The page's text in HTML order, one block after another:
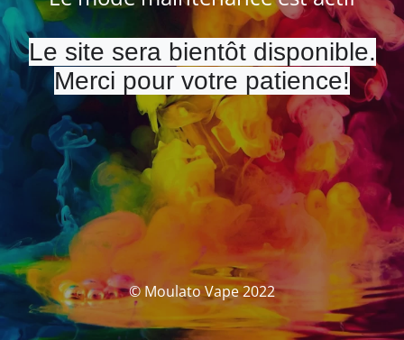
Le site sera bientôt disponible.
Merci pour votre patience!
© Moulato Vape 2022